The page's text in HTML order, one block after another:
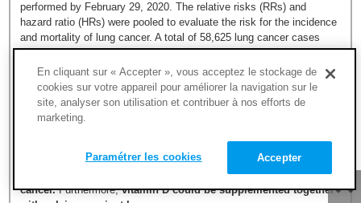
performed by February 29, 2020. The relative risks (RRs) and
hazard ratio (HRs) were pooled to evaluate the risk for the incidence
and mortality of lung cancer. A total of 58,625 lung cancer cases
from 40 studies were included. The risk (RR: 0.915, 95% Cl: 0.849–
0.986) and mortality (RR: 0.718, 95% Cl: 0.530–0.973) of lung
cancer were significantly decreased due to high circulating 25(OH)D
level. Although the separate intake of vitamin D (RR: 0.909, 95% Cl:
0.801–1.031) and calcium (RR: 0.890, 95% Cl: 0.741–1.070) did not
supplement of vitamin D and calcium significantly decreased the
incidence of lung cancer (RR: 0.811, 95% Cl: 0.659–0.999).High
level of serum 25(OH)D could play the preventive role in lung
cancer.Furthermore,vitamin D could be supplemented together
En cliquant sur « Accepter », vous acceptez le stockage de
cookies sur votre appareil pour améliorer la navigation sur le
site, analyser son utilisation et contribuer à nos efforts de
marketing.
Accepter
Paramétrer les cookies